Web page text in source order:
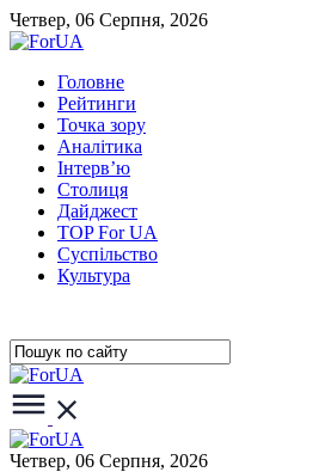
Четвер, 06 Серпня, 2026
Головне
Рейтинги
Точка зору
Аналітика
Інтерв’ю
Столиця
Дайджест
TOP For UA
Суспiльство
Культура
Четвер, 06 Серпня, 2026